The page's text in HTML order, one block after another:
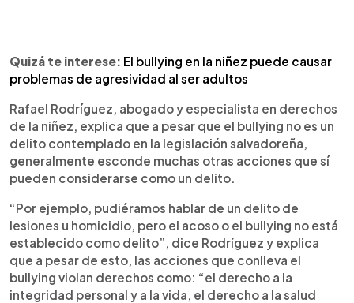
Quizá te interese: El bullying en la niñez puede causar
problemas de agresividad al ser adultos
Rafael Rodríguez, abogado y especialista en derechos
de la niñez, explica que a pesar que el bullying no es un
delito contemplado en la legislación salvadoreña,
generalmente esconde muchas otras acciones que sí
pueden considerarse como un delito.
“Por ejemplo, pudiéramos hablar de un delito de
lesiones u homicidio, pero el acoso o el bullying no está
establecido como delito”, dice Rodríguez y explica
que a pesar de esto, las acciones que conlleva el
bullying violan derechos como: “el derecho a la
integridad personal y a la vida, el derecho a la salud